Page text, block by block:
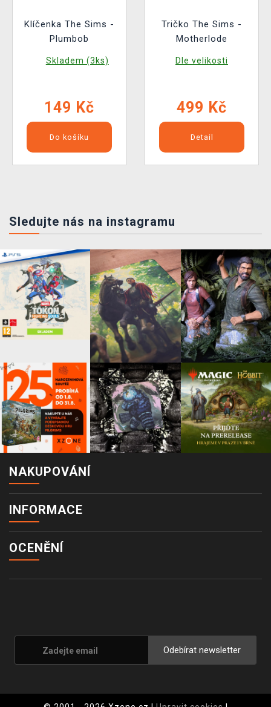
Klíčenka The Sims -
Plumbob
Skladem (3ks)
149 Kč
Do košíku
Tričko The Sims -
Motherlode
Dle velikosti
499 Kč
Detail
Sledujte nás na instagramu
NAKUPOVÁNÍ
INFORMACE
OCENĚNÍ
Odebírat newsletter